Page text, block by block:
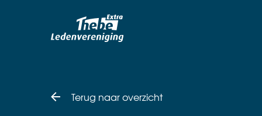
Terug naar overzicht